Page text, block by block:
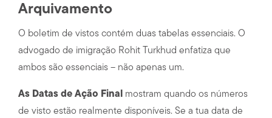
Arquivamento
O boletim de vistos contém duas tabelas essenciais. O
advogado de imigração Rohit Turkhud enfatiza que
ambos são essenciais – não apenas um.
As Datas de Ação Final mostram quando os números
de visto estão realmente disponíveis. Se a tua data de